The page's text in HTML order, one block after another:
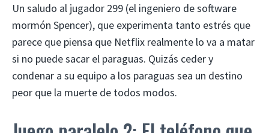
Un saludo al jugador 299 (el ingeniero de software
mormón Spencer), que experimenta tanto estrés que
parece que piensa que Netflix realmente lo va a matar
si no puede sacar el paraguas. Quizás ceder y
condenar a su equipo a los paraguas sea un destino
peor que la muerte de todos modos.